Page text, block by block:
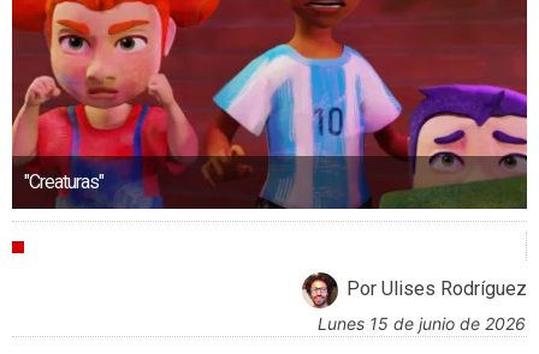
"Creaturas"
Por Ulises Rodríguez
lunes 15 de junio de 2026